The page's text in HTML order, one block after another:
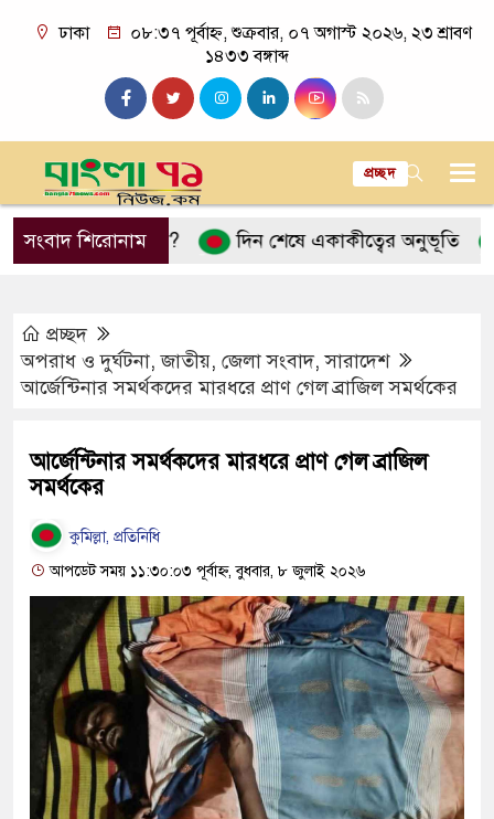
ঢাকা
০৮:৩৭ পূর্বাহ্ন, শুক্রবার, ০৭ অগাস্ট ২০২৬, ২৩ শ্রাবণ
১৪৩৩ বঙ্গাব্দ
প্রচ্ছদ
সংবাদ শিরোনাম
ব্যাখ্যা কী? দিন শেষে একাকীত্বের অনুভূতি
প্রচ্ছদ
অপরাধ ও দুর্ঘটনা,জাতীয়, জেলা সংবাদ,সারাদেশ
আর্জেন্টিনার সমর্থকদের মারধরে প্রাণ গেল ব্রাজিল সমর্থকের
আর্জেন্টিনার সমর্থকদের মারধরে প্রাণ গেল ব্রাজিল
সমর্থকের
কুমিল্লা, প্রতিনিধি
আপডেট সময় ১১:৩০:০৩ পূর্বাহ্ন, বুধবার, ৮ জুলাই ২০২৬